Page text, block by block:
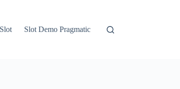
Slot Demo Pragmatic